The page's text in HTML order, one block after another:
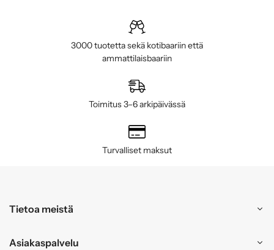
3000 tuotetta sekä kotibaariin että
ammattilaisbaariin
Toimitus 3–6 arkipäivässä
Turvalliset maksut
Tietoa meistä
Asiakaspalvelu